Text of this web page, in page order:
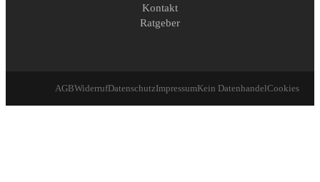
Kontakt
Ratgeber
AGBWiderrufDatenschutzImpressumKein DatenhandelCookies